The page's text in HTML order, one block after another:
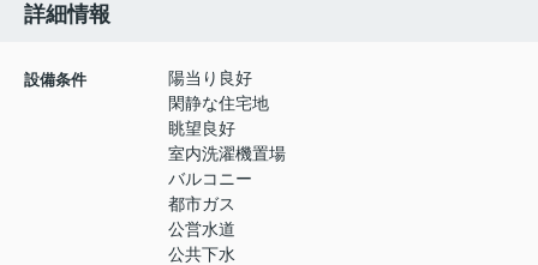
詳細情報
設備条件
陽当り良好
閑静な住宅地
眺望良好
室内洗濯機置場
バルコニー
都市ガス
公営水道
公共下水